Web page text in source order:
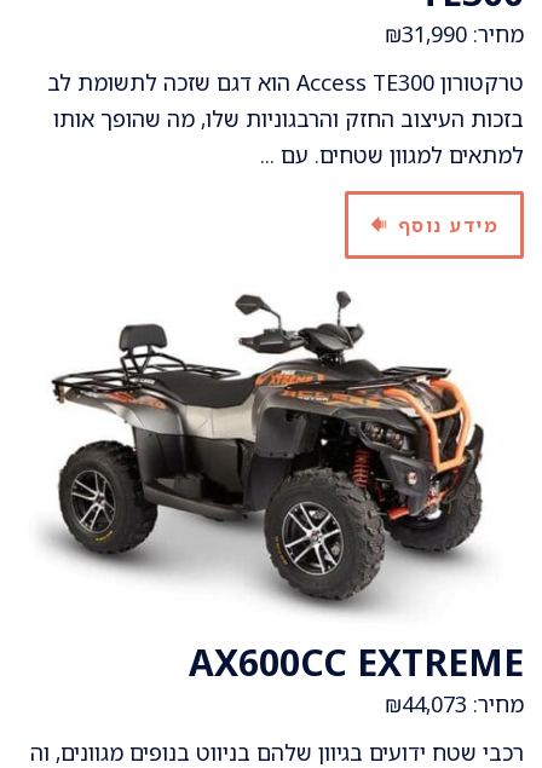
מחיר: ₪31,990
טרקטורון Access TE300 הוא דגם שזכה לתשומת לב
בזכות העיצוב החזק והרבגוניות שלו, מה שהופך אותו
למתאים למגוון שטחים. עם ...
מידע נוסף
AX600CC EXTREME
מחיר: ₪44,073
רכבי שטח ידועים בגיוון שלהם בניווט בנופים מגוונים, וה